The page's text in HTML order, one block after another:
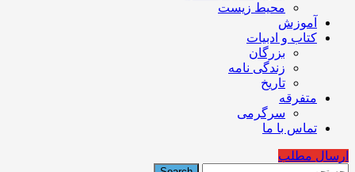
محیط زیست
آموزش
کتاب و ادبیات
بزرگان
زندگی نامه
تاریخ
متفرقه
سرگرمی
تماس با ما
ارسال مطلب